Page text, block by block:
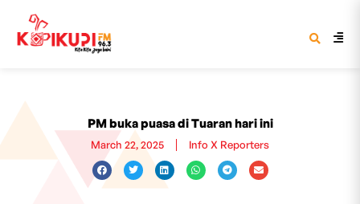
PM buka puasa di Tuaran hari ini
March 22, 2025 Info X Reporters